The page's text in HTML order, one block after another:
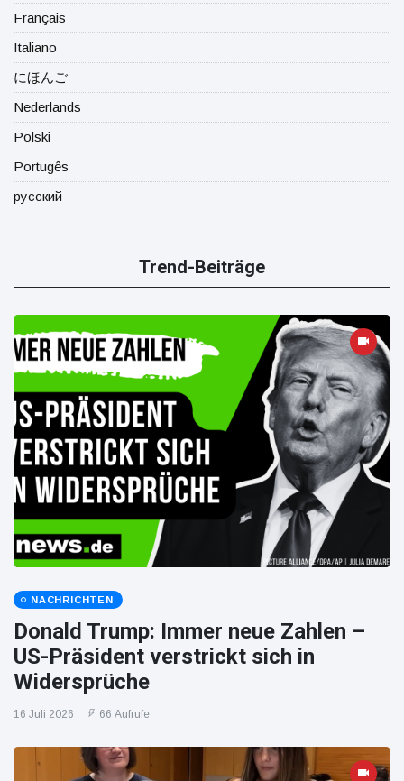
Français
Italiano
にほんご
Nederlands
Polski
Portugês
русский
Trend-Beiträge
NACHRICHTEN
Donald Trump: Immer neue Zahlen –
US-Präsident verstrickt sich in
Widersprüche
16 Juli 2026 66 Aufrufe